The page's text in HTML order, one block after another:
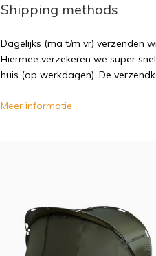
Shipping methods
Dagelijks (ma t/m vr) verzenden
Hiermee verzekeren we super
huis (op werkdagen). De
Meer informatie